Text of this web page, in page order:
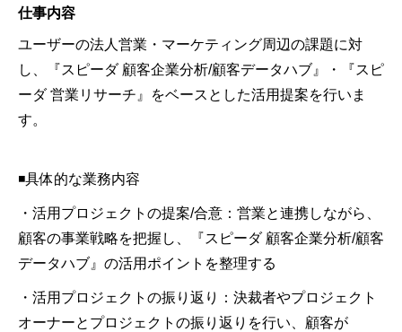
仕事内容
ユーザーの法人営業・マーケティング周辺の課題に対
し、『スピーダ 顧客企業分析/顧客データハブ』・『スピ
ーダ 営業リサーチ』をベースとした活用提案を行いま
す。
◾️具体的な業務内容
・活用プロジェクトの提案/合意：営業と連携しながら、
顧客の事業戦略を把握し、『スピーダ 顧客企業分析/顧客
データハブ』の活用ポイントを整理する
・活用プロジェクトの振り返り：決裁者やプロジェクト
オーナーとプロジェクトの振り返りを行い、顧客が